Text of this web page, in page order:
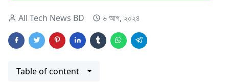
All Tech News BD ৬ আগ, ২০২৪
Table of content